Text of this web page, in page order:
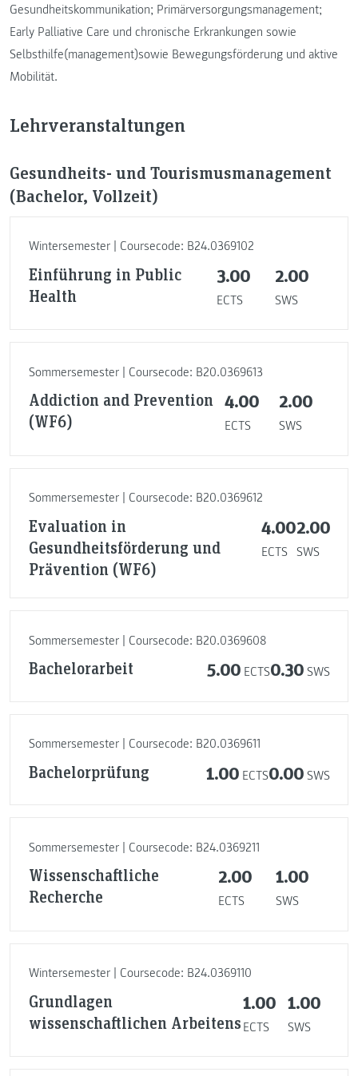
Gesundheitskommunikation; Primärversorgungsmanagement;
Early Palliative Care und chronische Erkrankungen sowie
Selbsthilfe(management)sowie Bewegungsförderung und aktive
Mobilität.
Lehrveranstaltungen
Gesundheits- und Tourismusmanagement
(Bachelor, Vollzeit)
Wintersemester | Coursecode: B24.0369102
Einführung in Public
Health
3.00
ECTS
2.00
SWS
Sommersemester | Coursecode: B20.0369613
Addiction and Prevention
(WF6)
4.00
ECTS
2.00
SWS
Sommersemester | Coursecode: B20.0369612
Evaluation in
Gesundheitsförderung und
Prävention (WF6)
4.00
ECTS
2.00
SWS
Sommersemester | Coursecode: B20.0369608
Bachelorarbeit 5.00 ECTS0.30 SWS
Sommersemester | Coursecode: B20.0369611
Bachelorprüfung 1.00 ECTS0.00 SWS
Sommersemester | Coursecode: B24.0369211
Wissenschaftliche
Recherche
2.00
ECTS
1.00
SWS
Wintersemester | Coursecode: B24.0369110
Grundlagen
wissenschaftlichen Arbeitens
1.00
ECTS
1.00
SWS